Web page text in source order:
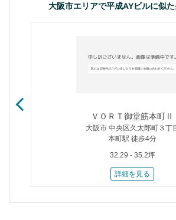
大阪市エリアで平成AYビルに似
ＶＯＲＴ御堂筋本町Ⅱ
大阪市 中央区久太郎町３丁
本町駅 徒歩4分
32.29 - 35.2坪
詳細を見る